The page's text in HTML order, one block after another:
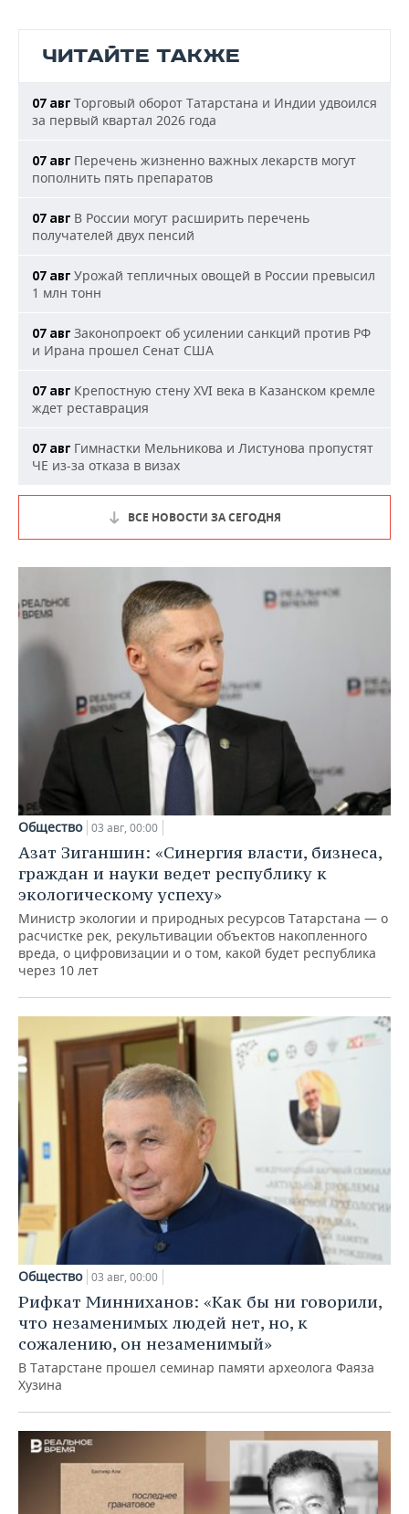
ЧИТАЙТЕ ТАКЖЕ
07 авг Торговый оборот Татарстана и Индии удвоился
за первый квартал 2026 года
07 авг Перечень жизненно важных лекарств могут
пополнить пять препаратов
07 авг В России могут расширить перечень
получателей двух пенсий
07 авг Урожай тепличных овощей в России превысил
1 млн тонн
07 авг Законопроект об усилении санкций против РФ
и Ирана прошел Сенат США
07 авг Крепостную стену XVI века в Казанском кремле
ждет реставрация
07 авг Гимнастки Мельникова и Листунова пропустят
ЧЕ из-за отказа в визах
ВСЕ НОВОСТИ ЗА СЕГОДНЯ
Общество 03 авг, 00:00
Азат Зиганшин: «Синергия власти, бизнеса,
граждан и науки ведет республику к
экологическому успеху»
Министр экологии и природных ресурсов Татарстана — о
расчистке рек, рекультивации объектов накопленного
вреда, о цифровизации и о том, какой будет республика
через 10 лет
Общество 03 авг, 00:00
Рифкат Минниханов: «Как бы ни говорили,
что незаменимых людей нет, но, к
сожалению, он незаменимый»
В Татарстане прошел семинар памяти археолога Фаяза
Хузина